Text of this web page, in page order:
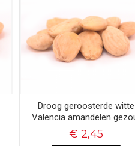
Droog geroosterde witte
Valencia amandelen
€ 2,45